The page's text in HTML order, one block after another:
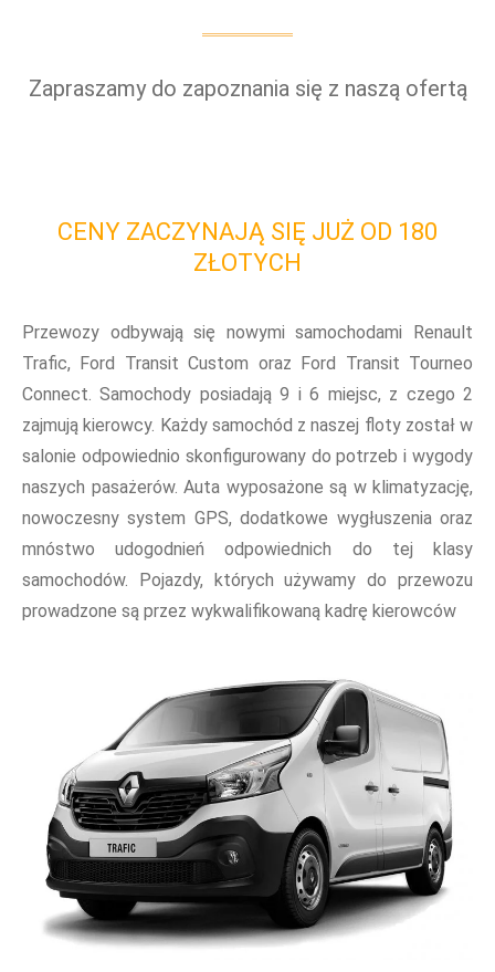
Zapraszamy do zapoznania się z naszą ofertą
CENY ZACZYNAJĄ SIĘ JUŻ OD 180
ZŁOTYCH
Przewozy odbywają się nowymi samochodami Renault
Trafic, Ford Transit Custom oraz Ford Transit Tourneo
Connect. Samochody posiadają 9 i 6 miejsc, z czego 2
zajmują kierowcy. Każdy samochód z naszej floty został w
salonie odpowiednio skonfigurowany do potrzeb i wygody
naszych pasażerów. Auta wyposażone są w klimatyzację,
nowoczesny system GPS, dodatkowe wygłuszenia oraz
mnóstwo udogodnień odpowiednich do tej klasy
samochodów. Pojazdy, których używamy do przewozu
prowadzone są przez wykwalifikowaną kadrę kierowców